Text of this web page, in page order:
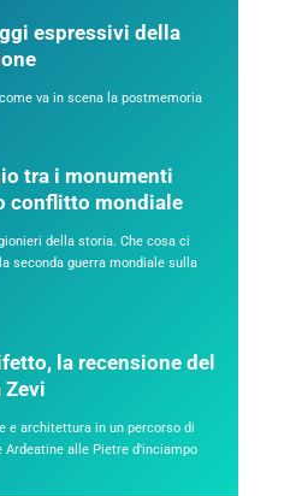
espressivi della
va in scena la postmemoria
tra i monumenti
conflitto mondiale
della storia. Che cosa ci
seconda guerra mondiale sulla
la recensione del
Zevi
e architettura in un percorso di
Ardeatine alle Pietre d'inciampo